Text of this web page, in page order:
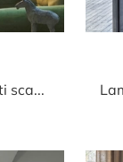
Un Lighting Design da non farti scappare! Ecco qui la lampada da terra Orbit di Mogg.